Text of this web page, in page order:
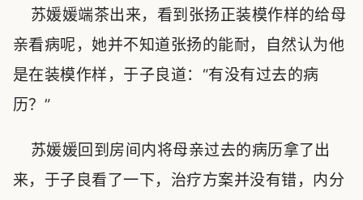
苏媛媛端茶出来，看到张扬正装模作样的给母
亲看病呢，她并不知道张扬的能耐，自然认为他
是在装模作样，于子良道：“有没有过去的病
历？”
苏媛媛回到房间内将母亲过去的病历拿了出
来，于子良看了一下，治疗方案并没有错，内分